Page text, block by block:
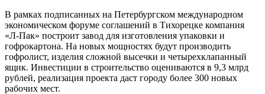
В рамках подписанных на Петербургском международном
экономическом форуме соглашений в Тихорецке компания
«Л-Пак» построит завод для изготовления упаковки и
гофрокартона. На новых мощностях будут производить
гофролист, изделия сложной высечки и четырехклапанный
ящик. Инвестиции в строительство оцениваются в 9,3 млрд
рублей, реализация проекта даст городу более 300 новых
рабочих мест.